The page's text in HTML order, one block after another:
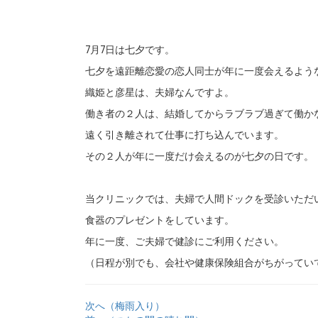
7月7日は七夕です。
七夕を遠距離恋愛の恋人同士が年に一度会えるよ
織姫と彦星は、夫婦なんですよ。
働き者の２人は、結婚してからラブラブ過ぎて働
遠く引き離されて仕事に打ち込んでいます。
その２人が年に一度だけ会えるのが七夕の日です。
当クリニックでは、夫婦で人間ドックを受診いただ
食器のプレゼントをしています。
年に一度、ご夫婦で健診にご利用ください。
（日程が別でも、会社や健康保険組合がちがって
次へ（梅雨入り）